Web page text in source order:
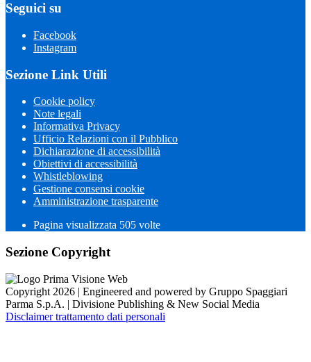
Seguici su
Facebook
Instagram
Sezione Link Utili
Cookie policy
Note legali
Informativa Privacy
Ufficio Relazioni con il Pubblico
Dichiarazione di accessibilità
Obiettivi di accessibilità
Whistleblowing
Gestione consensi cookie
Amministrazione trasparente
Pagina visualizzata 505 volte
Sezione Copyright
Copyright 2026 | Engineered and powered by Gruppo Spaggiari
Parma S.p.A. | Divisione Publishing & New Social Media
Disclaimer trattamento dati personali